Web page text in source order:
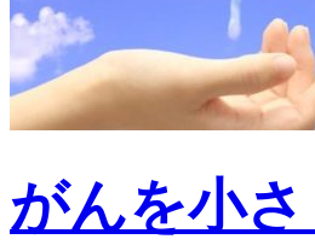
がんを小